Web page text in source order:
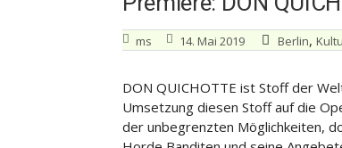
ms 14. Mai 2019 Berlin,
DON QUICHOTTE ist Stoff der
Umsetzung diesen Stoff auf die
der unbegrenzten Möglichkeiten,